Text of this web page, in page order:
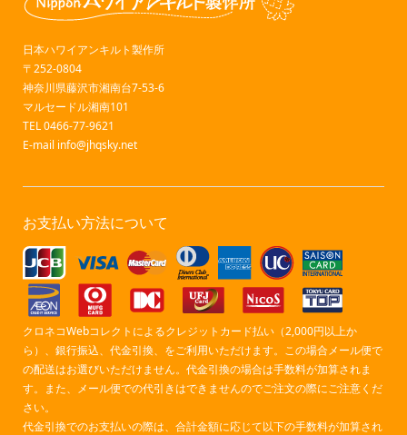
日本ハワイアンキルト製作所
〒252-0804
神奈川県藤沢市湘南台7-53-6
マルセードル湘南101
TEL 0466-77-9621
E-mail info@jhqsky.net
お支払い方法について
クロネコWebコレクトによるクレジットカード払い（2,000円以上か
ら）、銀行振込、代金引換、をご利用いただけます。この場合メール便で
の配送はお選びいただけません。代金引換の場合は手数料が加算されま
す。また、メール便での代引きはできませんのでご注文の際にご注意くだ
さい。
代金引換でのお支払いの際は、合計金額に応じて以下の手数料が加算され